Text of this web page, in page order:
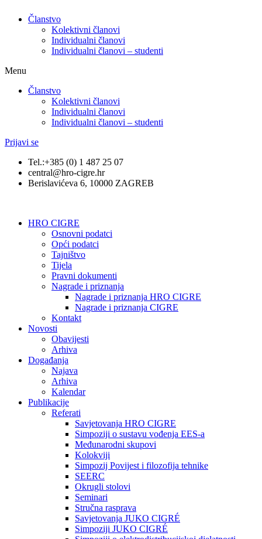
Članstvo
Kolektivni članovi
Individualni članovi
Individualni članovi – studenti
Menu
Članstvo
Kolektivni članovi
Individualni članovi
Individualni članovi – studenti
Prijavi se
Tel.:+385 (0) 1 487 25 07
central@hro-cigre.hr
Berislavićeva 6, 10000 ZAGREB
HRO CIGRE
Osnovni podatci​
Opći podatci
Tajništvo
Tijela
Pravni dokumenti
Nagrade i priznanja
Nagrade i priznanja HRO CIGRE
Nagrade i priznanja CIGRE
Kontakt
Novosti
Obavijesti
Arhiva
Događanja
Najava
Arhiva
Kalendar
Publikacije
Referati
Savjetovanja HRO CIGRE
Simpoziji o sustavu vođenja EES-a
Međunarodni skupovi
Kolokviji​
Simpozij Povijest i filozofija tehnike
SEERC
Okrugli stolovi
Seminari​
Stručna rasprava​
Savjetovanja JUKO CIGRÉ
Simpoziji JUKO CIGRÉ